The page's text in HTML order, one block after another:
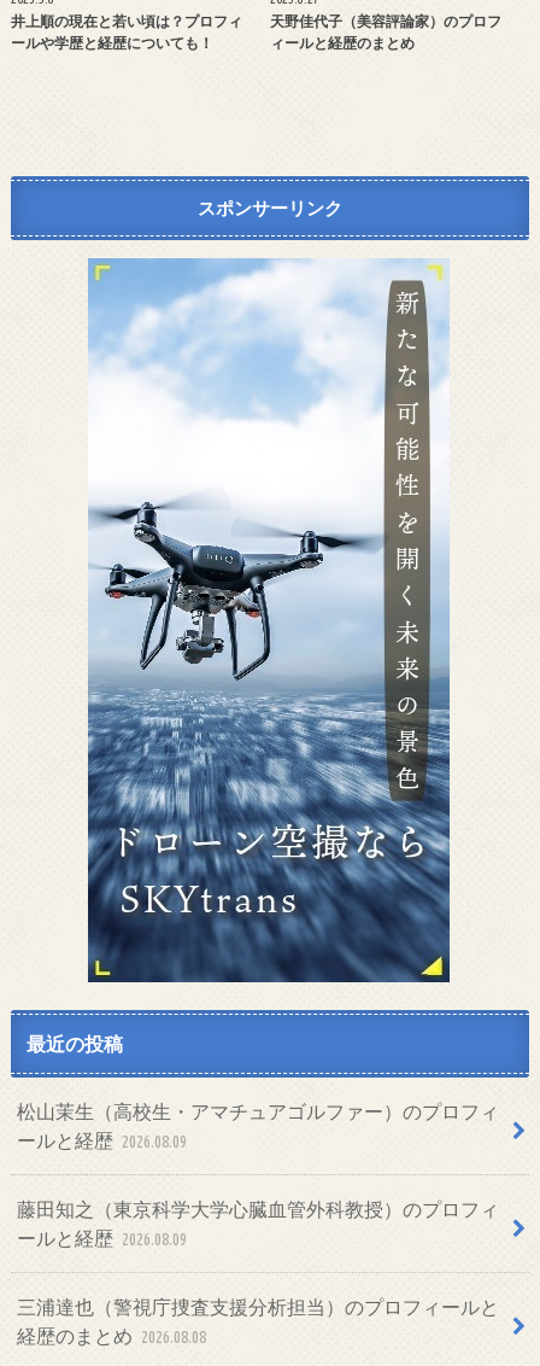
井上順の現在と若い頃は？プロフィ
ールや学歴と経歴についても！
天野佳代子（美容評論家）のプロフ
ィールと経歴のまとめ
スポンサーリンク
最近の投稿
松山茉生（高校生・アマチュアゴルファー）のプロフィ
ールと経歴 2026.08.09
藤田知之（東京科学大学心臓血管外科教授）のプロフィ
ールと経歴 2026.08.09
三浦達也（警視庁捜査支援分析担当）のプロフィールと
経歴のまとめ 2026.08.08